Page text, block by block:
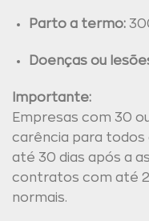
Parto a termo:
Doenças ou
Importante:
Empresas com 30
carência para
até 30 dias após a
contratos com até
normais.